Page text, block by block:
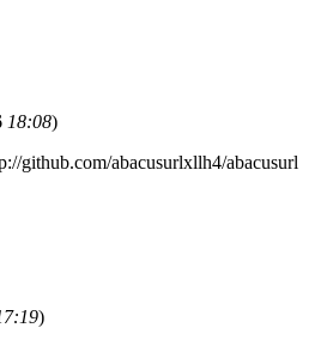
18:08)
github.com/abacusurlxllh4/abacusurl
)